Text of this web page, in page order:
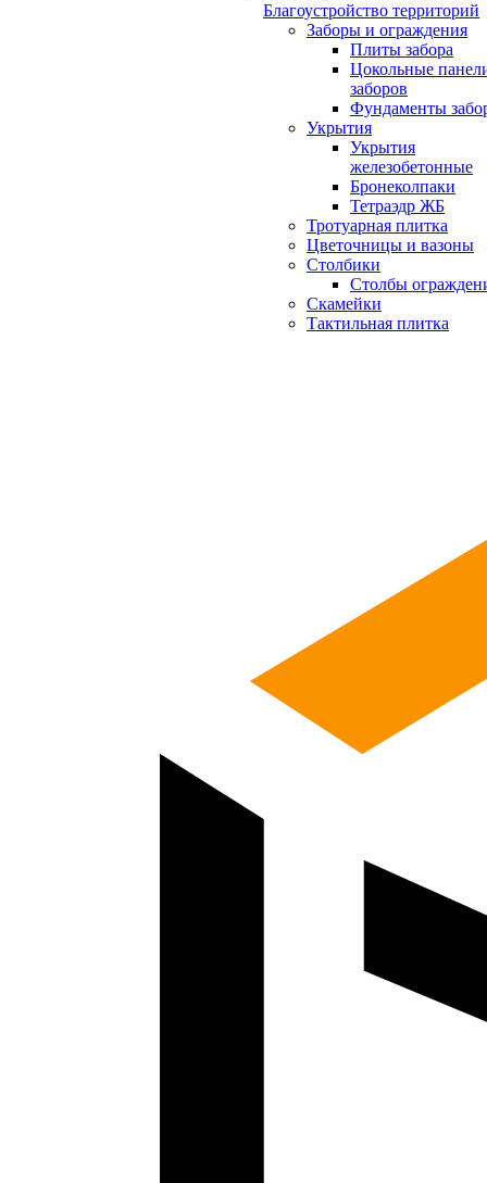
Благоустройство территорий
Заборы и ограждения
Плиты забора
Цокольные
заборов
Фундаменты
Укрытия
Укрытия
железобетонные
Бронеколпаки
Тетраэдр ЖБ
Тротуарная плитка
Цветочницы и вазоны
Столбики
Столбы
Скамейки
Тактильная плитка